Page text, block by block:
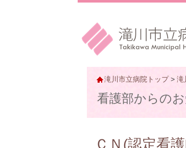
滝川市立病院トップ> 滝
看護部からの
ＣＮ(認定看